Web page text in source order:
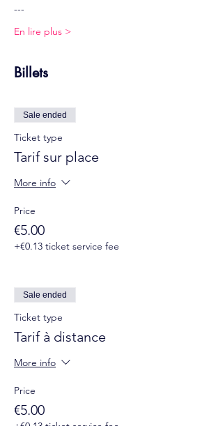
---
En lire plus >
Billets
Sale ended
Ticket type
Tarif sur place
More info
Price
€5.00
+€0.13 ticket service fee
Sale ended
Ticket type
Tarif à distance
More info
Price
€5.00